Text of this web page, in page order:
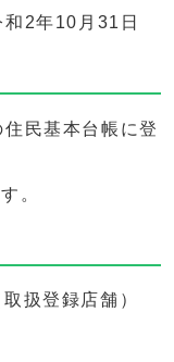
2年10月31日
民基本台帳に登
。
取扱登録店舗）